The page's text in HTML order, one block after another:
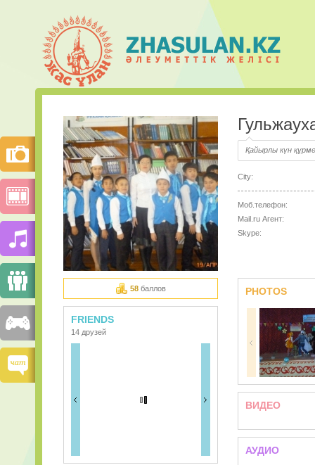
Қайырлы күн
City:
Моб.телефон:
Mail.ru Агент:
Skype:
58баллов
FRIENDS
14 друзей
PHOTOS
ВИДЕО
АУДИО